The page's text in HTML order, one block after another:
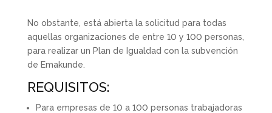
No obstante, está abierta la solicitud para todas
aquellas organizaciones de entre 10 y 100 personas,
para realizar un Plan de Igualdad con la subvención
de Emakunde.
REQUISITOS:
Para empresas de 10 a 100 personas trabajadoras